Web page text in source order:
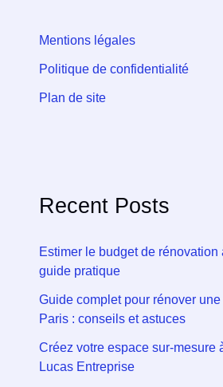
Mentions légales
Politique de confidentialité
Plan de site
Recent Posts
Estimer le budget de rénovation
guide pratique
Guide complet pour rénover
Paris : conseils et astuces
Créez votre espace sur-mesure
Lucas Entreprise